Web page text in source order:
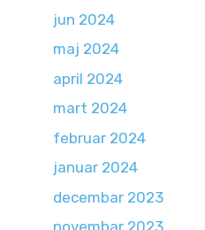
jun 2024
maj 2024
april 2024
mart 2024
februar 2024
januar 2024
decembar 2023